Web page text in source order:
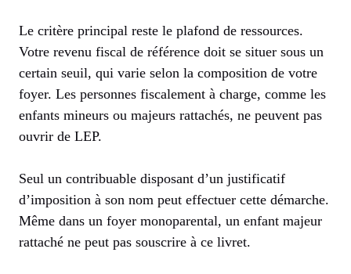
Le critère principal reste le plafond de ressources.
Votre revenu fiscal de référence doit se situer sous un
certain seuil, qui varie selon la composition de votre
foyer. Les personnes fiscalement à charge, comme les
enfants mineurs ou majeurs rattachés, ne peuvent pas
ouvrir de LEP.
Seul un contribuable disposant d’un justificatif
d’imposition à son nom peut effectuer cette démarche.
Même dans un foyer monoparental, un enfant majeur
rattaché ne peut pas souscrire à ce livret.